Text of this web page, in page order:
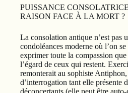
PUISSANCE
RAISON FACE À LA MORT ?
La consolation antique n’est pas
condoléances moderne où l’on se
exprimer toute la compassion que
l’égard de ceux qui restent.
remonterait au sophiste
d’interrogation tant elle présente
déconcertants (elle peut être